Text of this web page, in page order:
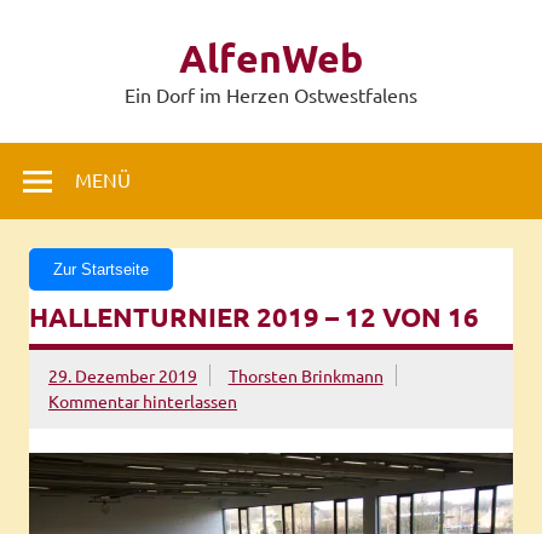
AlfenWeb
Ein Dorf im Herzen Ostwestfalens
MENÜ
Zur Startseite
HALLENTURNIER 2019 – 12 VON 16
29. Dezember 2019
Thorsten Brinkmann
Kommentar hinterlassen